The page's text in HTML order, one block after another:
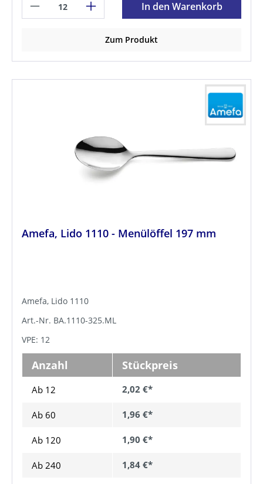
In den Warenkorb
Zum Produkt
Amefa, Lido 1110 - Menülöffel 197 mm
Amefa, Lido 1110
Art.-Nr. BA.1110-325.ML
VPE: 12
Anzahl Stückpreis
Ab 12 2,02 €*
Ab 60 1,96 €*
Ab 120 1,90 €*
Ab 240 1,84 €*